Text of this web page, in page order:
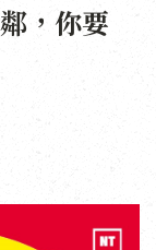
，你要